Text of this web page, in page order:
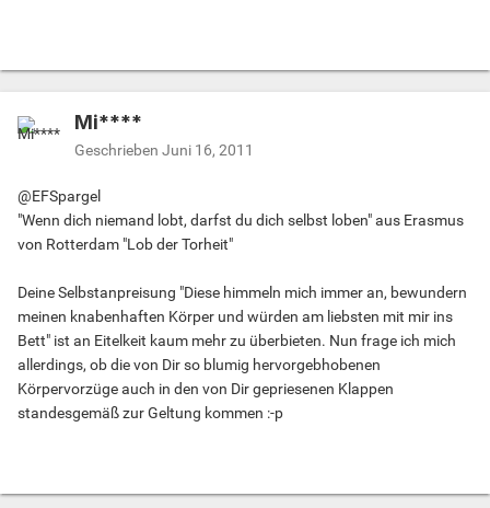
Mi****
Geschrieben Juni 16, 2011
@EFSpargel
"Wenn dich niemand lobt, darfst du dich selbst loben" aus Erasmus
von Rotterdam "Lob der Torheit"
Deine Selbstanpreisung "Diese himmeln mich immer an, bewundern
meinen knabenhaften Körper und würden am liebsten mit mir ins
Bett" ist an Eitelkeit kaum mehr zu überbieten. Nun frage ich mich
allerdings, ob die von Dir so blumig hervorgebhobenen
Körpervorzüge auch in den von Dir gepriesenen Klappen
standesgemäß zur Geltung kommen :-p